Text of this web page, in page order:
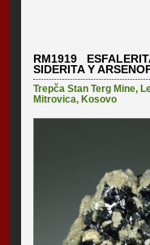
RM1919
SIDERITA Y
Trepča Stan Terg Mine,
Mitrovica, Kosovo